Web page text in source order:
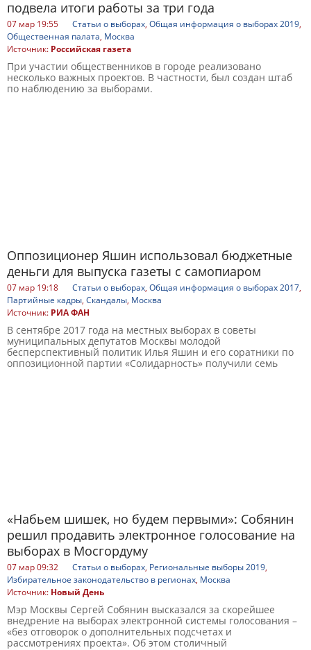
подвела итоги работы за три года
07 мар 19:55 Статьи о выборах, Общая информация о выборах 2019,
Общественная палата, Москва
Источник: Российская газета
При участии общественников в городе реализовано
несколько важных проектов. В частности, был создан штаб
по наблюдению за выборами.
Оппозиционер Яшин использовал бюджетные
деньги для выпуска газеты с самопиаром
07 мар 19:18 Статьи о выборах, Общая информация о выборах 2017,
Партийные кадры, Скандалы, Москва
Источник: РИА ФАН
В сентябре 2017 года на местных выборах в советы
муниципальных депутатов Москвы молодой
бесперспективный политик Илья Яшин и его соратники по
оппозиционной партии «Солидарность» получили семь
«Набьем шишек, но будем первыми»: Собянин
решил продавить электронное голосование на
выборах в Мосгордуму
07 мар 09:32 Статьи о выборах, Региональные выборы 2019,
Избирательное законодательство в регионах, Москва
Источник: Новый День
Мэр Москвы Сергей Собянин высказался за скорейшее
внедрение на выборах электронной системы голосования –
«без отговорок о дополнительных подсчетах и
рассмотрениях проекта». Об этом столичный